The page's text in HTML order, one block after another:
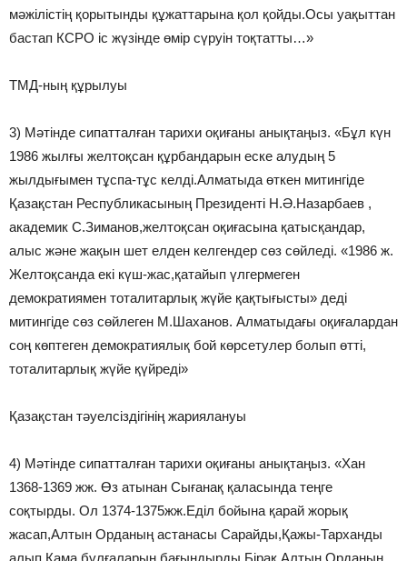
мәжілістің қорытынды құжаттарына қол қойды.Осы уақыттан
бастап КСРО іс жүзінде өмір сүруін тоқтатты…»
ТМД-ның құрылуы
3) Мәтінде сипатталған тарихи оқиғаны анықтаңыз. «Бұл күн
1986 жылғы желтоқсан құрбандарын еске алудың 5
жылдығымен тұспа-тұс келді.Алматыда өткен митингіде
Қазақстан Республикасының Президенті Н.Ә.Назарбаев ,
академик С.Зиманов,желтоқсан оқиғасына қатысқандар,
алыс және жақын шет елден келгендер сөз сөйледі. «1986 ж.
Желтоқсанда екі күш-жас,қатайып үлгермеген
демократиямен тоталитарлық жүйе қақтығысты» деді
митингіде сөз сөйлеген М.Шаханов. Алматыдағы оқиғалардан
соң көптеген демократиялық бой көрсетулер болып өтті,
тоталитарлық жүйе қүйреді»
Қазақстан тәуелсіздігінің жариялануы
4) Мәтінде сипатталған тарихи оқиғаны анықтаңыз. «Хан
1368-1369 жж. Өз атынан Сығанақ қаласында теңге
соқтырды. Ол 1374-1375жж.Еділ бойына қарай жорық
жасап,Алтын Орданың астанасы Сарайды,Қажы-Тарханды
алып,Кама бұлғаларын бағындырды.Бірақ Алтын Орданың